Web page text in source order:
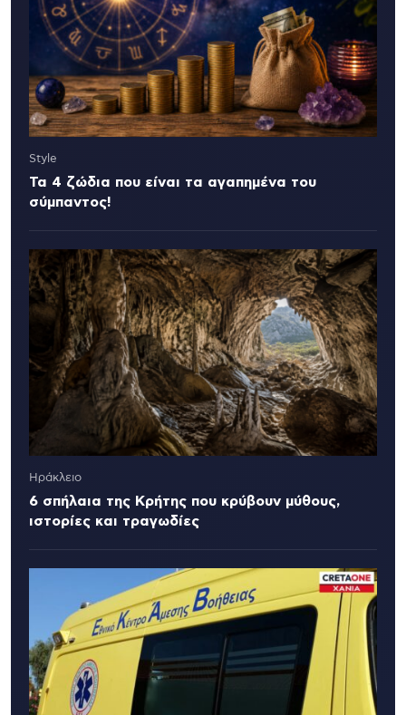
Style
Τα 4 ζώδια που είναι τα αγαπημένα του
σύμπαντος!
Ηράκλειο
6 σπήλαια της Κρήτης που κρύβουν μύθους,
ιστορίες και τραγωδίες